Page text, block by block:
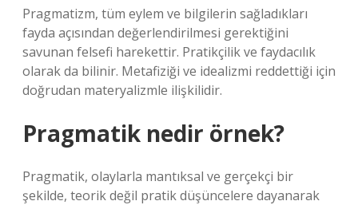
Pragmatizm, tüm eylem ve bilgilerin sağladıkları
fayda açısından değerlendirilmesi gerektiğini
savunan felsefi harekettir. Pratikçilik ve faydacılık
olarak da bilinir. Metafiziği ve idealizmi reddettiği için
doğrudan materyalizmle ilişkilidir.
Pragmatik nedir örnek?
Pragmatik, olaylarla mantıksal ve gerçekçi bir
şekilde, teorik değil pratik düşüncelere dayanarak